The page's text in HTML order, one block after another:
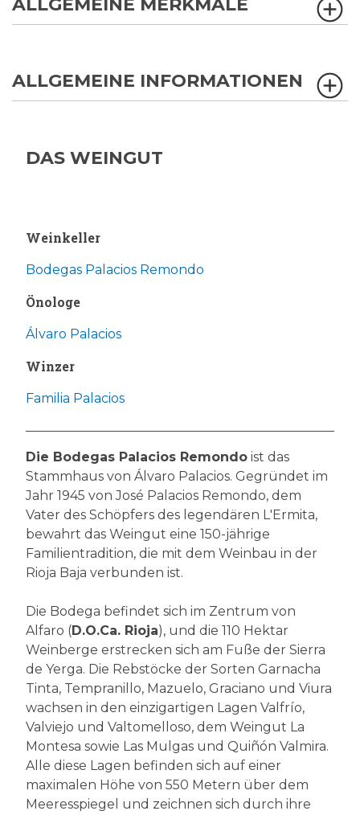
ALLGEMEINE MERKMALE
ALLGEMEINE INFORMATIONEN
DAS WEINGUT
Weinkeller
Bodegas Palacios Remondo
Önologe
Álvaro Palacios
Winzer
Familia Palacios
Die Bodegas Palacios Remondo ist das
Stammhaus von Álvaro Palacios. Gegründet im
Jahr 1945 von José Palacios Remondo, dem
Vater des Schöpfers des legendären L'Ermita,
bewahrt das Weingut eine 150-jährige
Familientradition, die mit dem Weinbau in der
Rioja Baja verbunden ist.
Die Bodega befindet sich im Zentrum von
Alfaro (D.O.Ca. Rioja), und die 110 Hektar
Weinberge erstrecken sich am Fuße der Sierra
de Yerga. Die Rebstöcke der Sorten Garnacha
Tinta, Tempranillo, Mazuelo, Graciano und Viura
wachsen in den einzigartigen Lagen Valfrío,
Valviejo und Valtomelloso, dem Weingut La
Montesa sowie Las Mulgas und Quiñón Valmira.
Alle diese Lagen befinden sich auf einer
maximalen Höhe von 550 Metern über dem
Meeresspiegel und zeichnen sich durch ihre